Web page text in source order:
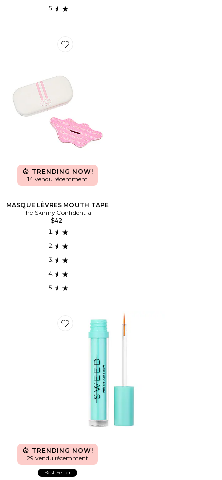
Favorite MASQUE LÈVRES MOUTH TAPE
TRENDING NOW!
14 vendu récemment
MASQUE LÈVRES MOUTH TAPE
The Skinny Confidential
$42
Favorite SÉRUM DE CROISSANCE EYELASH
TRENDING NOW!
29 vendu récemment
Best Seller